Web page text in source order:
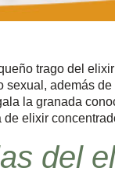
trago del
sexual, además
la granada
elixir
del